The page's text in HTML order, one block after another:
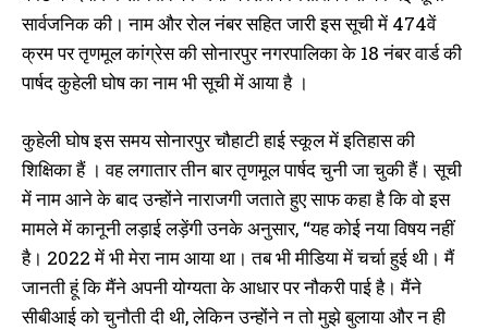
सार्वजनिक की। नाम और रोल नंबर सहित जारी इस सूची में 474वें
क्रम पर तृणमूल कांग्रेस की सोनारपुर नगरपालिका के 18 नंबर वार्ड की
पार्षद कुहेली घोष का नाम भी सूची में आया है ।
कुहेली घोष इस समय सोनारपुर चौहाटी हाई स्कूल में इतिहास की
शिक्षिका हैं । वह लगातार तीन बार तृणमूल पार्षद चुनी जा चुकी हैं। सूची
में नाम आने के बाद उन्होंने नाराजगी जताते हुए साफ कहा है कि वो इस
मामले में कानूनी लड़ाई लड़ेंगी उनके अनुसार, “यह कोई नया विषय नहीं
है। 2022 में भी मेरा नाम आया था। तब भी मीडिया में चर्चा हुई थी। मैं
जानती हूं कि मैंने अपनी योग्यता के आधार पर नौकरी पाई है। मैंने
सीबीआई को चुनौती दी थी, लेकिन उन्होंने न तो मुझे बुलाया और न ही